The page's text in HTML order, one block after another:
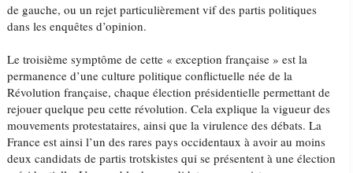
de gauche, ou un rejet particulièrement vif des partis politiques
dans les enquêtes d’opinion.
Le troisième symptôme de cette « exception française » est la
permanence d’une culture politique conflictuelle née de la
Révolution française, chaque élection présidentielle permettant de
rejouer quelque peu cette révolution. Cela explique la vigueur des
mouvements protestataires, ainsi que la virulence des débats. La
France est ainsi l’un des rares pays occidentaux à avoir au moins
deux candidats de partis trotskistes qui se présentent à une élection